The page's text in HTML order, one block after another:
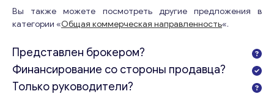
Вы также можете посмотреть другие предложения в
категории «Общая коммерческая направленность«.
Представлен брокером?
Финансирование со стороны продавца?
Только руководители?